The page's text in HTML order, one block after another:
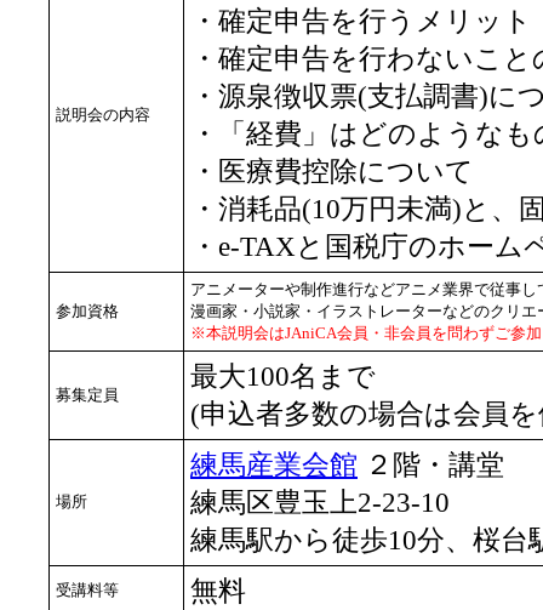
説明会の内容
・確定申告を行うメリット
・確定申告を行わないこ
・源泉徴収票(支払調書)に
・「経費」はどのような
・医療費控除について
・消耗品(10万円未満)と、
・e-TAXと国税庁のホー
参加資格
アニメーターや制作進行などアニメ業界で従事し
漫画家・小説家・イラストレーターなどのクリエ
※本説明会はJAniCA会員・非会員を問わずご参
募集定員
最大100名まで
(申込者多数の場合は会員
場所
練馬産業会館 ２階・講堂
練馬区豊玉上2-23-10
練馬駅から徒歩10分、桜台
受講料等 無料